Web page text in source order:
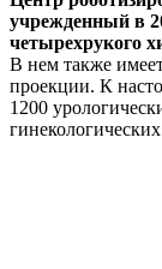
учрежденный в
четырехрукого
В нем также
проекции. К
1200